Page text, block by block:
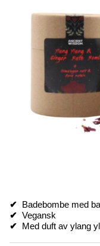
✔ Badebombe med
✔ Vegansk
✔ Med duft av ylang